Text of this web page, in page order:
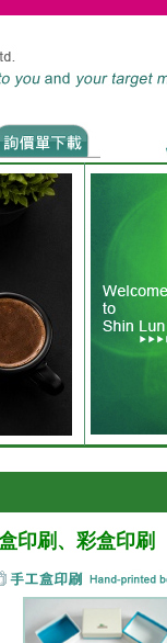
印刷、彩盒印刷